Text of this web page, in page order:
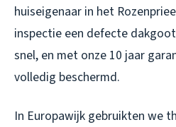
huiseigenaar in het
inspectie een defecte
snel, en met onze 10 jaar
volledig beschermd.
In Europawijk gebruikten we